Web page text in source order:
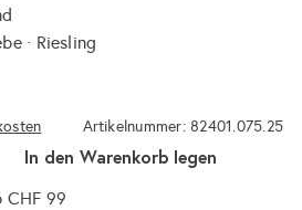
· Riesling
Artikelnummer: 82401.075.25
In den Warenkorb legen
CHF 99